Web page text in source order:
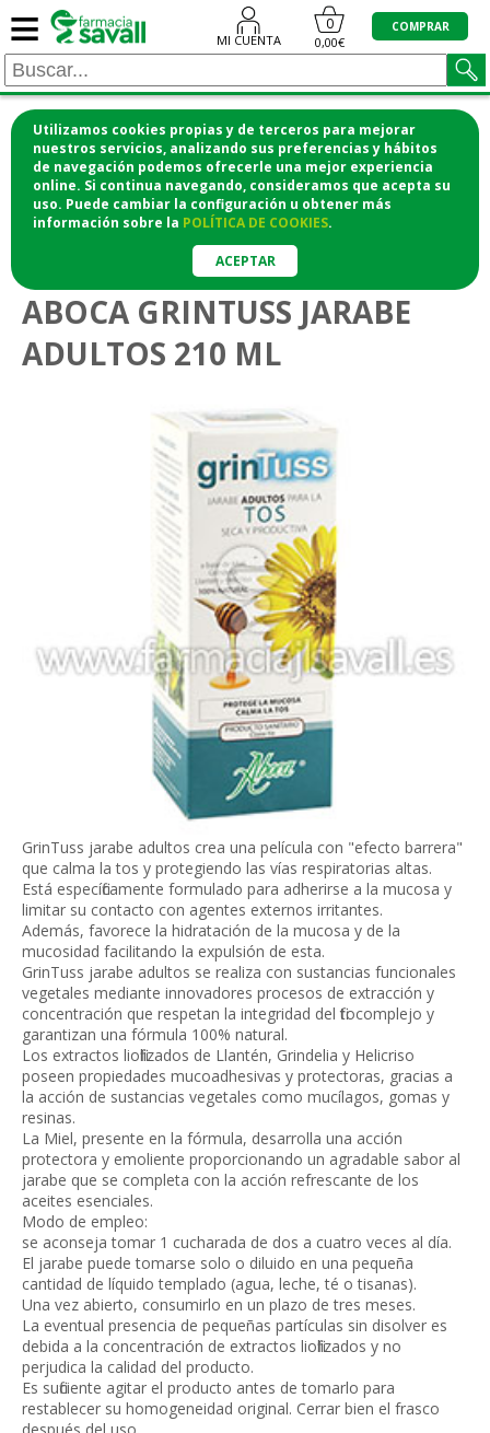
Utilizamos cookies propias y de terceros para mejorar
nuestros servicios, analizando sus preferencias y hábitos
de navegación podemos ofrecerle una mejor experiencia
online. Si continua navegando, consideramos que acepta su
uso. Puede cambiar la configuración u obtener más
información sobre la POLÍTICA DE COOKIES.
ACEPTAR
≡ MI CUENTA
0
0,00€
COMPRAR
¡COMPRA CÓMODAMENTE DESDE CASA Y RECOGE
EN LA FARMACIA!
o si lo prefieres te lo mandamos a casa
> Aparato respiratorio
ABOCA GRINTUSS JARABE
ADULTOS 210 ML
GrinTuss jarabe adultos crea una película con "efecto barrera"
que calma la tos y protegiendo las vías respiratorias altas.
Está específicamente formulado para adherirse a la mucosa y
limitar su contacto con agentes externos irritantes.
Además, favorece la hidratación de la mucosa y de la
mucosidad facilitando la expulsión de esta.
GrinTuss jarabe adultos se realiza con sustancias funcionales
vegetales mediante innovadores procesos de extracción y
concentración que respetan la integridad del fitocomplejo y
garantizan una fórmula 100% natural.
Los extractos liofilizados de Llantén, Grindelia y Helicriso
poseen propiedades mucoadhesivas y protectoras, gracias a
la acción de sustancias vegetales como mucílagos, gomas y
resinas.
La Miel, presente en la fórmula, desarrolla una acción
protectora y emoliente proporcionando un agradable sabor al
jarabe que se completa con la acción refrescante de los
aceites esenciales.
Modo de empleo:
se aconseja tomar 1 cucharada de dos a cuatro veces al día.
El jarabe puede tomarse solo o diluido en una pequeña
cantidad de líquido templado (agua, leche, té o tisanas).
Una vez abierto, consumirlo en un plazo de tres meses.
La eventual presencia de pequeñas partículas sin disolver es
debida a la concentración de extractos liofilizados y no
perjudica la calidad del producto.
Es suficiente agitar el producto antes de tomarlo para
restablecer su homogeneidad original. Cerrar bien el frasco